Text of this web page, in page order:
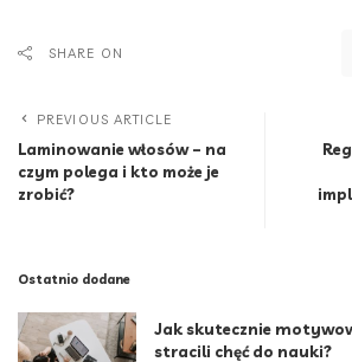
SHARE ON
PREVIOUS ARTICLE
Laminowanie włosów – na
czym polega i kto może je
zrobić?
Ostatnio dodane
Jak skutecznie
stracili chęć do nauki?